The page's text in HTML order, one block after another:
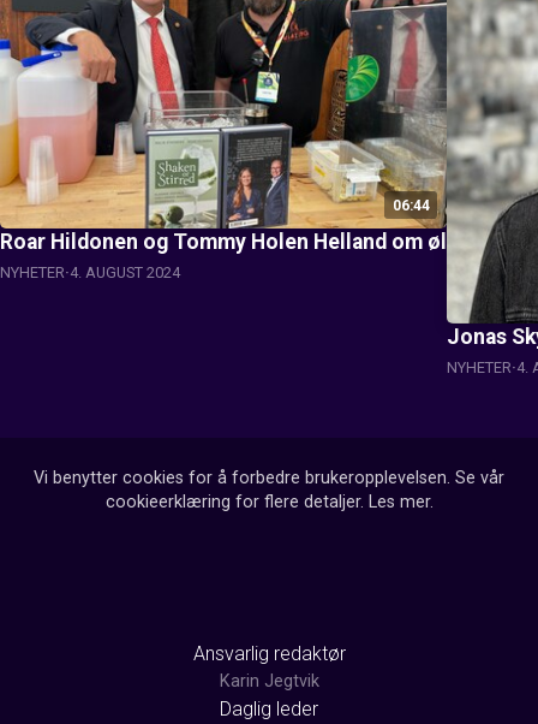
06:44
Roar Hildonen og Tommy Holen Helland om øl
NYHETER 4. AUGUST 2024
Jonas
NYHETER 4.
Vi benytter cookies for å forbedre brukeropplevelsen. Se vår
cookieerklæring for flere detaljer. Les mer.
Ansvarlig redaktør
Karin Jegtvik
Daglig leder